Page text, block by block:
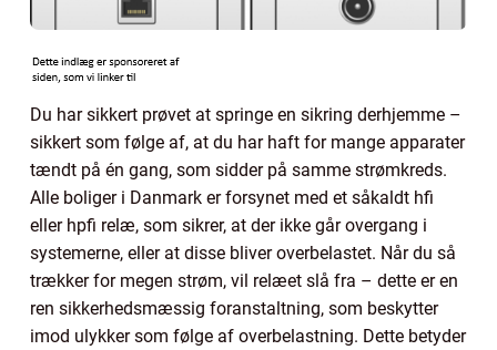
Du har sikkert prøvet at springe en sikring derhjemme –
sikkert som følge af, at du har haft for mange apparater
tændt på én gang, som sidder på samme strømkreds.
Alle boliger i Danmark er forsynet med et såkaldt hfi
eller hpfi relæ, som sikrer, at der ikke går overgang i
systemerne, eller at disse bliver overbelastet. Når du så
trækker for megen strøm, vil relæet slå fra – dette er en
ren sikkerhedsmæssig foranstaltning, som beskytter
imod ulykker som følge af overbelastning. Dette betyder